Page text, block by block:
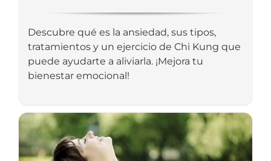
Descubre qué es la ansiedad, sus tipos,
tratamientos y un ejercicio de Chi Kung que
puede ayudarte a aliviarla. ¡Mejora tu
bienestar emocional!